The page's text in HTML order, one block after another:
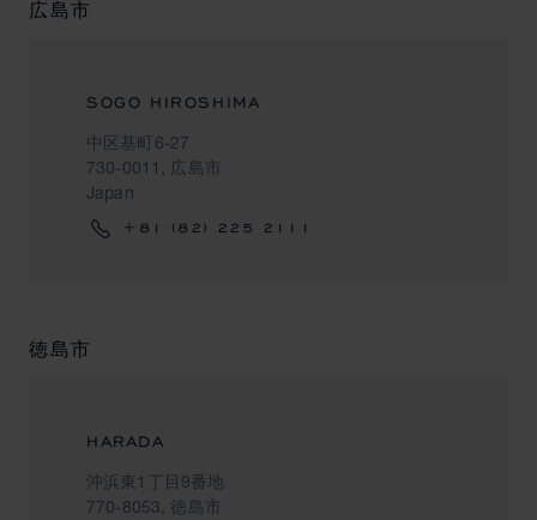
広島市
SOGO HIROSHIMA
中区基町6-27
730-0011, 広島市
Japan
+81 (82) 225 2111
徳島市
HARADA
沖浜東1丁目9番地
770-8053, 徳島市